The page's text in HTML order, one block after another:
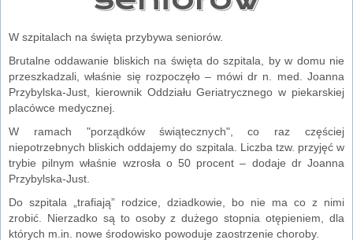
W szpitalach na święta przybywa seniorów.
Brutalne oddawanie bliskich na święta do szpitala, by w domu nie
przeszkadzali, właśnie się rozpoczęło – mówi dr n. med. Joanna
Przybylska-Just, kierownik Oddziału Geriatrycznego w piekarskiej
placówce medycznej.
W ramach "porządków świątecznych", co raz częściej
niepotrzebnych bliskich oddajemy do szpitala. Liczba tzw. przyjęć w
trybie pilnym właśnie wzrosła o 50 procent – dodaje dr Joanna
Przybylska-Just.
Do szpitala „trafiają” rodzice, dziadkowie, bo nie ma co z nimi
zrobić. Nierzadko są to osoby z dużego stopnia otępieniem, dla
których m.in. nowe środowisko powoduje zaostrzenie choroby.